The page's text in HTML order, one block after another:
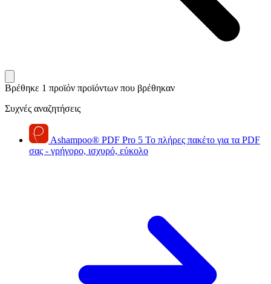
Βρέθηκε 1 προϊόν προϊόντων που βρέθηκαν
Συχνές αναζητήσεις
Ashampoo® PDF Pro 5 Το πλήρες πακέτο για τα PDF
σας - γρήγορο, ισχυρό, εύκολο